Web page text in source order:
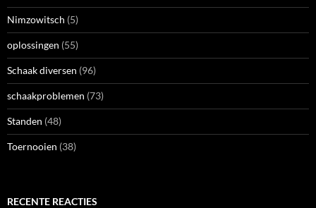
Nimzowitsch (5)
oplossingen (55)
Schaak diversen (96)
schaakproblemen (73)
Standen (48)
Toernooien (38)
RECENTE REACTIES